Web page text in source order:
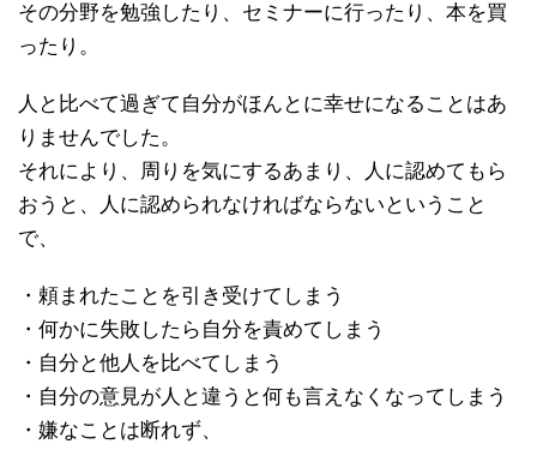
その分野を勉強したり、セミナーに行ったり、本を買
ったり。
人と比べて過ぎて自分がほんとに幸せになることはあ
りませんでした。
それにより、周りを気にするあまり、人に認めてもら
おうと、人に認められなければならないということ
で、
・頼まれたことを引き受けてしまう
・何かに失敗したら自分を責めてしまう
・自分と他人を比べてしまう
・自分の意見が人と違うと何も言えなくなってしまう
・嫌なことは断れず、